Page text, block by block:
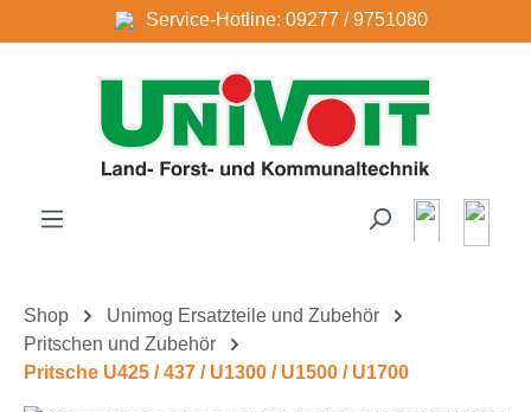
Zum Hauptinhalt springenService-Hotline: 09277 / 9751080
Shop
Unimog Ersatzteile und Zubehör
Pritschen und Zubehör
Pritsche U425 / 437 / U1300 / U1500 / U1700